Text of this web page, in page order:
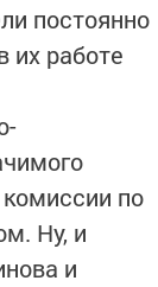
постоянно
их работе
по
Ну, и
и